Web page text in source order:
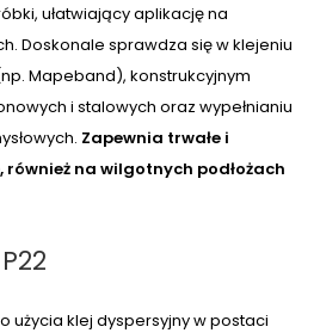
ułatwiający aplikację na
Doskonale sprawdza się w klejeniu
Mapeband), konstrukcyjnym
i stalowych oraz wypełnianiu
Zapewnia trwałe i
również na wilgotnych podłożach
użycia klej dyspersyjny w postaci